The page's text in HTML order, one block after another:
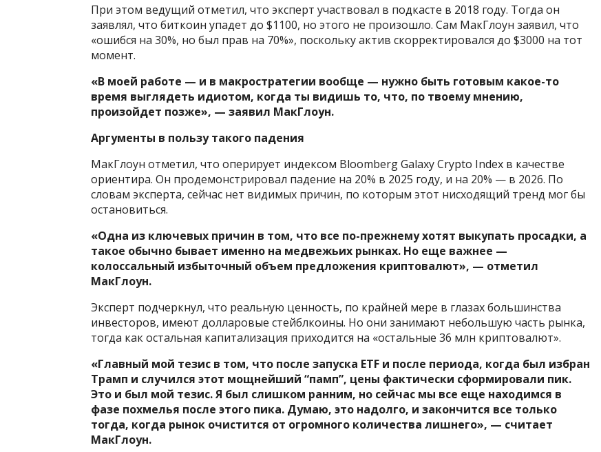
При этом ведущий отметил, что эксперт участвовал в подкасте в 2018 году. Тогда он
заявлял, что биткоин упадет до $1100, но этого не произошло. Сам МакГлоун заявил, что
«ошибся на 30%, но был прав на 70%», поскольку актив скорректировался до $3000 на тот
момент.
«В моей работе — и в макростратегии вообще — нужно быть готовым какое-то
время выглядеть идиотом, когда ты видишь то, что, по твоему мнению,
произойдет позже», — заявил МакГлоун.
Аргументы в пользу такого падения
МакГлоун отметил, что оперирует индексом Bloomberg Galaxy Crypto Index в качестве
ориентира. Он продемонстрировал падение на 20% в 2025 году, и на 20% — в 2026. По
словам эксперта, сейчас нет видимых причин, по которым этот нисходящий тренд мог бы
остановиться.
«Одна из ключевых причин в том, что все по-прежнему хотят выкупать просадки, а
такое обычно бывает именно на медвежьих рынках. Но еще важнее —
колоссальный избыточный объем предложения криптовалют», — отметил
МакГлоун.
Эксперт подчеркнул, что реальную ценность, по крайней мере в глазах большинства
инвесторов, имеют долларовые стейблкоины. Но они занимают небольшую часть рынка,
тогда как остальная капитализация приходится на «остальные 36 млн криптовалют».
«Главный мой тезис в том, что после запуска ETF и после периода, когда был избран
Трамп и случился этот мощнейший “памп”, цены фактически сформировали пик.
Это и был мой тезис. Я был слишком ранним, но сейчас мы все еще находимся в
фазе похмелья после этого пика. Думаю, это надолго, и закончится все только
тогда, когда рынок очистится от огромного количества лишнего», — считает
МакГлоун.